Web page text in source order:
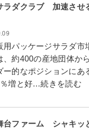
ラダクラブ 加速さ
パッケージサラダ市
、約400の産地団体か
ー的なポジションに
増と好…続きを読む
台ファーム シャキッ